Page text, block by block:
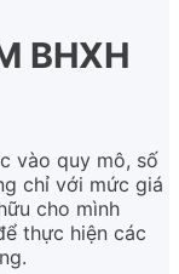
BHXH
vào quy mô, số
chỉ với mức giá
cho mình
thực hiện các